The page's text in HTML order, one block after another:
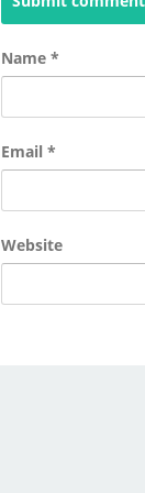
Name *
Email *
Website